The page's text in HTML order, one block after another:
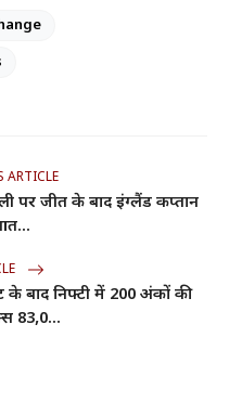
ARTICLE
पर जीत के बाद इंग्लैंड कप्तान
बाद निफ्टी में 200 अंकों की
83,0...